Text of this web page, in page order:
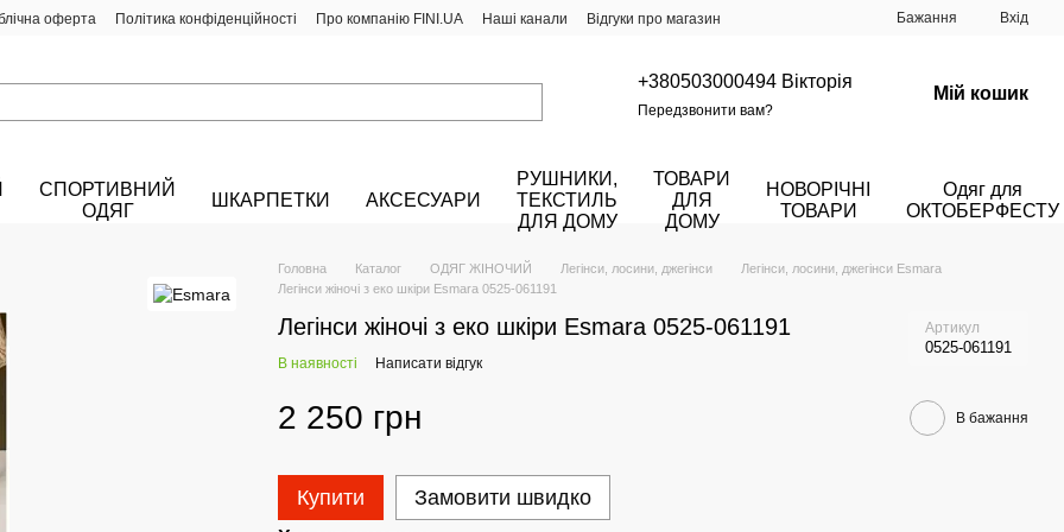
оферта Політика конфіденційності Про компанію FINI.UA Наші канали Відгуки про магазин Бажання Вхід
+380503000494 Вікторія
Передзвонити вам?
Мій кошик
СПОРТИВНИЙ
ОДЯГ
ШКАРПЕТКИ АКСЕСУАРИ
РУШНИКИ,
ТЕКСТИЛЬ
ДЛЯ ДОМУ
ТОВАРИ
ДЛЯ
ДОМУ
НОВОРІЧНІ
ТОВАРИ
Одяг для
ОКТОБЕРФЕСТУ
Головна Каталог ОДЯГ ЖІНОЧИЙ Легінси, лосини, джегінси
Легінси, лосини, джегінси Esmara
Легінси жіночі з еко шкіри Esmara 0525-061191
Легінси жіночі з еко шкіри Esmara 0525-061191 Артикул
0525-061191
В наявності Написати відгук
2 250 грн В бажання
Купити Замовити швидко